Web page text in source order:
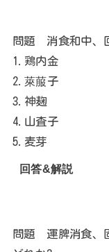
問題 消食和中、
1.鶏内金
2.萊菔子
3.神麹
4.山査子
5.麦芽
回答&解説
問題 運脾消食、